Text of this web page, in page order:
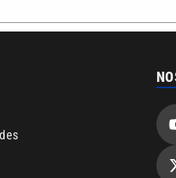
Entre em
60 Política de